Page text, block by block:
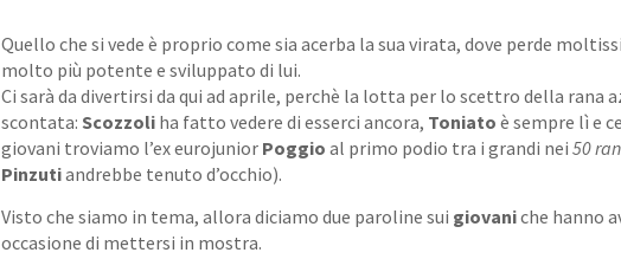
Quello che si vede è proprio come sia acerba la sua virata, dove perde
molto più potente e sviluppato di lui.
Ci sarà da divertirsi da qui ad aprile, perchè la lotta per lo scettro della rana
scontata: Scozzoli ha fatto vedere di esserci ancora, Toniato è sempre lì e
giovani troviamo l’ex eurojunior Poggio al primo podio tra i grandi nei50
Pinzutiandrebbe tenuto d’occhio).
Visto che siamo in tema, allora diciamo due paroline sui giovaniche hanno
occasione di mettersi in mostra.